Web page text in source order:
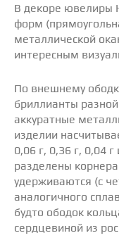
В декоре ювелиры
форм
металлической
интересным
По внешнему
бриллианты
аккуратные
изделии
0,06 г, 0,36 г, 0,04
разделены
удерживаются (с
аналогичного
будто ободок
сердцевиной из